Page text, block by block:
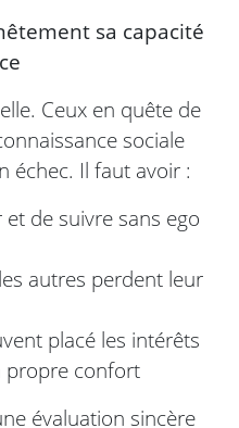
sa capacité
Ceux en quête de
sociale
échec. Il faut avoir :
de suivre sans ego
autres perdent leur
placé les intérêts
propre confort
évaluation sincère